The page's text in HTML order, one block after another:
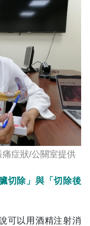
症狀/公關室提供
切除」與「切除後
可以用酒精注射消